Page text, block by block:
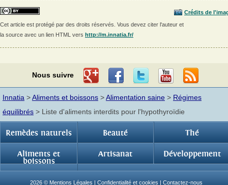
Crédits de
Cet article est protégé par des droits réservés. Vous devez citer l'auteur et
la source avec un lien HTML vers http://m.innatia.fr/
Nous suivre
Innatia >Aliments et boissons >Alimentation saine > Régimes
équilibrés > Liste d'aliments interdits pour l'hypothyroïdie
Remèdes naturels Beauté Thé
Aliments et
boissons
Artisanat Développement
2026 © Mentions Légales | Confidentialité et cookies | Contactez-nous